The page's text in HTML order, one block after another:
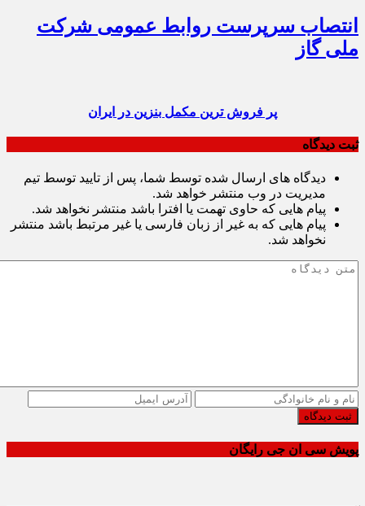
انتصاب سرپرست روابط عمومی شرکت
ملی گاز
پر فروش ترین مکمل بنزین در ایران
ثبت دیدگاه
دیدگاه های ارسال شده توسط شما، پس از تایید توسط تیم
مدیریت در وب منتشر خواهد شد.
پیام هایی که حاوی تهمت یا افترا باشد منتشر نخواهد شد.
پیام هایی که به غیر از زبان فارسی یا غیر مرتبط باشد منتشر
نخواهد شد.
ثبت دیدگاه
پویش سی ان جی رایگان